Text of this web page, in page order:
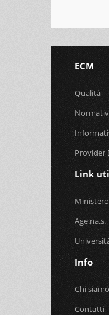
ECM
Qualità
Provider
Link
Age.na.s.
Info
Chi siamo
Contatti